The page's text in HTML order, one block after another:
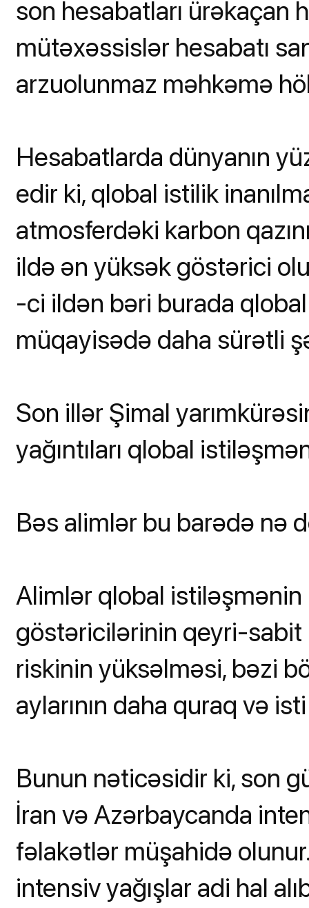
son hesabatları ürəkaçan
mütəxəssislər hesabatı
arzuolunmaz məhkəmə
Hesabatlarda dünyanın
edir ki, qlobal istilik
atmosferdəki karbon
ildə ən yüksək göstərici
-ci ildən bəri burada
müqayisədə daha sürətli
Son illər Şimal
yağıntıları qlobal
Bəs alimlər bu barədə nə
Alimlər qlobal
göstəricilərinin qeyri-sabit
riskinin yüksəlməsi, bəzi
aylarının daha quraq və
Bunun nəticəsidir ki, son
İran və Azərbaycanda
fəlakətlər müşahidə
intensiv yağışlar adi hal